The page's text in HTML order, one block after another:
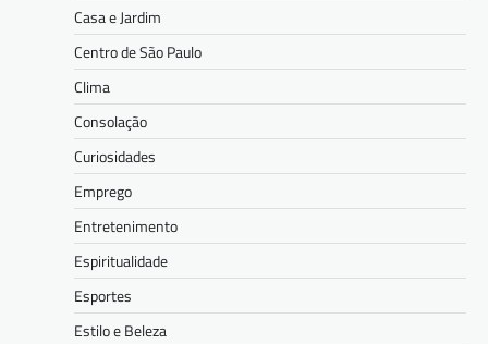
Casa e Jardim
Centro de São Paulo
Clima
Consolação
Curiosidades
Emprego
Entretenimento
Espiritualidade
Esportes
Estilo e Beleza